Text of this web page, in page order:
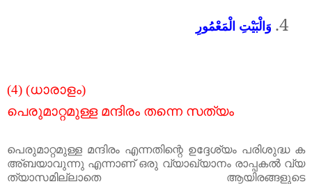
4. وَالْبَيْتِ الْمَعْمُورِ
(4) (ധാരാളം)
പെരുമാറ്റമുള്ള മന്ദിരം തന്നെ സത്യം
പെരുമാറ്റമുള്ള മന്ദിരം എന്നതിന്റെ ഉദ്ദേശ്യം പരിശുദ്ധ ക
അ്ബയാവുന്നു എന്നാണ് ഒരു വ്യാഖ്യാനം രാപ്പകൽ വ്യ
ത്യാസമില്ലാതെ
ആയിരങ്ങളുടെ